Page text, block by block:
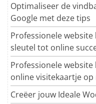
Optimaliseer de
Google met deze tips
Professionele website
sleutel tot online
Professionele website
online visitekaartje op
Creëer jouw Ideale